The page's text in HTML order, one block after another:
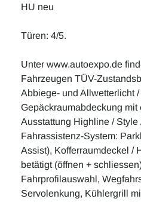
HU neu
Türen: 4/5.
Unter www.autoexpo.de
Fahrzeugen TÜV-
Abbiege- und Allwetterlicht
Gepäckraumabdeckung mit
Ausstattung Highline / Style
Fahrassistenz-System:
Assist), Kofferraumdeckel /
betätigt (öffnen +
Fahrprofilauswahl,
Servolenkung, Kühlergrill